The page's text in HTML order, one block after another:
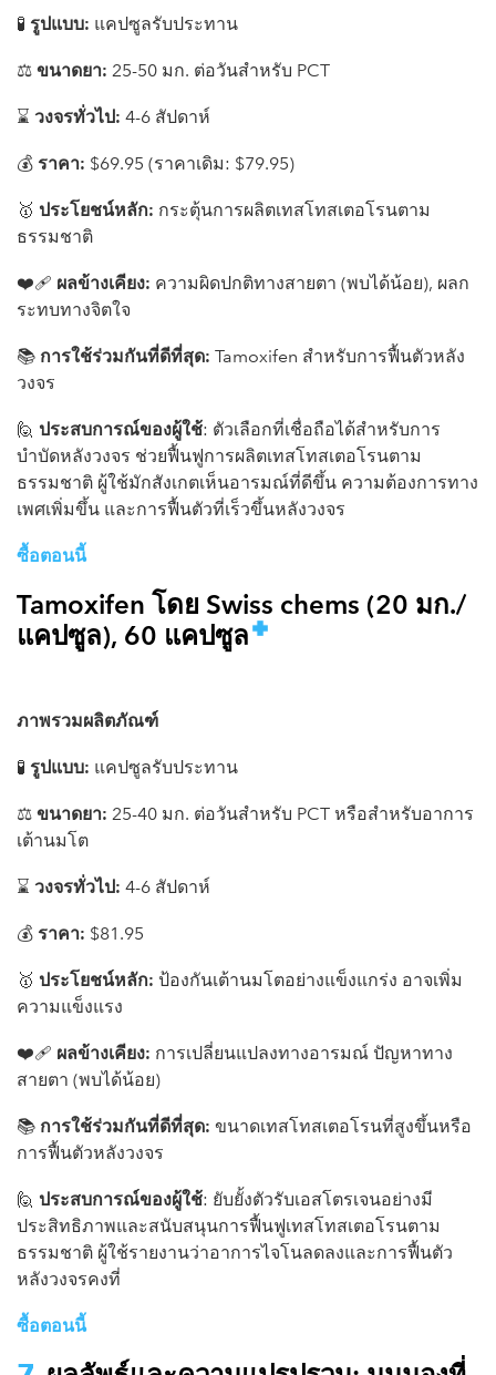
🧪 รูปแบบ: แคปซูลรับประทาน
⚖️ ขนาดยา: 25-50 มก. ต่อวันสำหรับ PCT
⌛️ วงจรทั่วไป: 4-6 สัปดาห์
💰 ราคา: $69.95 (ราคาเดิม: $79.95)
🥇 ประโยชน์หลัก: กระตุ้นการผลิตเทสโทสเตอโรนตาม
ธรรมชาติ
❤️‍🩹 ผลข้างเคียง: ความผิดปกติทางสายตา (พบได้น้อย), ผลก
ระทบทางจิตใจ
📚 การใช้ร่วมกันที่ดีที่สุด: Tamoxifen สำหรับการฟื้นตัวหลัง
วงจร
🙋 ประสบการณ์ของผู้ใช้: ตัวเลือกที่เชื่อถือได้สำหรับการ
บำบัดหลังวงจร ช่วยฟื้นฟูการผลิตเทสโทสเตอโรนตาม
ธรรมชาติ ผู้ใช้มักสังเกตเห็นอารมณ์ที่ดีขึ้น ความต้องการทาง
เพศเพิ่มขึ้น และการฟื้นตัวที่เร็วขึ้นหลังวงจร
ซื้อตอนนี้
Tamoxifen โดย Swiss chems (20 มก./
แคปซูล), 60 แคปซูล
ภาพรวมผลิตภัณฑ์
🧪 รูปแบบ: แคปซูลรับประทาน
⚖️ ขนาดยา: 25-40 มก. ต่อวันสำหรับ PCT หรือสำหรับอาการ
เต้านมโต
⌛️ วงจรทั่วไป: 4-6 สัปดาห์
💰 ราคา: $81.95
🥇 ประโยชน์หลัก: ป้องกันเต้านมโตอย่างแข็งแกร่ง อาจเพิ่ม
ความแข็งแรง
❤️‍🩹 ผลข้างเคียง: การเปลี่ยนแปลงทางอารมณ์ ปัญหาทาง
สายตา (พบได้น้อย)
📚 การใช้ร่วมกันที่ดีที่สุด: ขนาดเทสโทสเตอโรนที่สูงขึ้นหรือ
การฟื้นตัวหลังวงจร
🙋 ประสบการณ์ของผู้ใช้: ยับยั้งตัวรับเอสโตรเจนอย่างมี
ประสิทธิภาพและสนับสนุนการฟื้นฟูเทสโทสเตอโรนตาม
ธรรมชาติ ผู้ใช้รายงานว่าอาการไจโนลดลงและการฟื้นตัว
หลังวงจรคงที่
ซื้อตอนนี้